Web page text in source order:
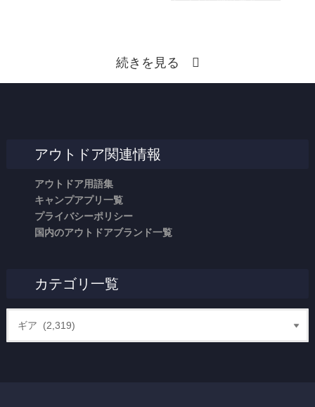
続きを見る
アウトドア関連情報
アウトドア用語集
キャンプアプリ一覧
プライバシーポリシー
国内のアウトドアブランド一覧
カテゴリ一覧